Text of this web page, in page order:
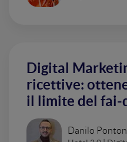
Digital
ricettive:
il limite del fai-
Danilo